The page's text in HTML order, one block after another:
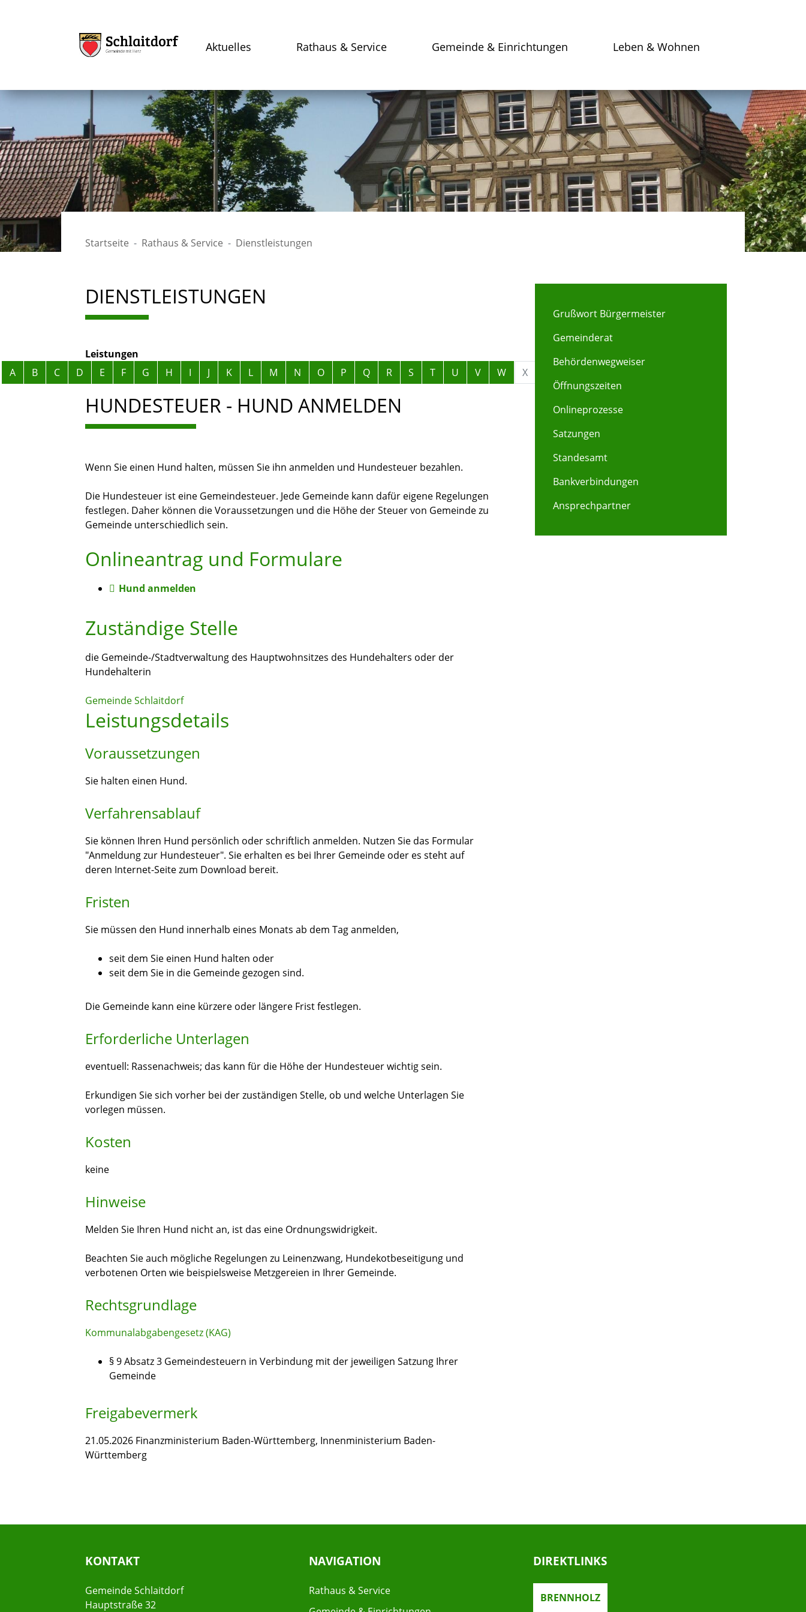
Aktuelles Rathaus & Service Gemeinde & Einrichtungen Leben & Wohnen
Startseite Rathaus & Service Dienstleistungen
DIENSTLEISTUNGEN
Leistungen
Alphabetisches Register überspringen
A B C D E F G H I J K L M N O P Q R S T U V W X
HUNDESTEUER - HUND ANMELDEN
Wenn Sie einen Hund halten, müssen Sie ihn anmelden und Hundesteuer bezahlen.
Die Hundesteuer ist eine Gemeindesteuer. Jede Gemeinde kann dafür eigene Regelungen
festlegen. Daher können die Voraussetzungen und die Höhe der Steuer von Gemeinde zu
Gemeinde unterschiedlich sein.
Onlineantrag und Formulare
Hund anmelden
Zuständige Stelle
die Gemeinde-/Stadtverwaltung des Hauptwohnsitzes des Hundehalters oder der
Hundehalterin
Gemeinde Schlaitdorf
Leistungsdetails
Voraussetzungen
Sie halten einen Hund.
Verfahrensablauf
Sie können Ihren Hund persönlich oder schriftlich anmelden. Nutzen Sie das Formular
"Anmeldung zur Hundesteuer". Sie erhalten es bei Ihrer Gemeinde oder es steht auf
deren Internet-Seite zum Download bereit.
Fristen
Sie müssen den Hund innerhalb eines Monats ab dem Tag anmelden,
seit dem Sie einen Hund halten oder
seit dem Sie in die Gemeinde gezogen sind.
Die Gemeinde kann eine kürzere oder längere Frist festlegen.
Erforderliche Unterlagen
eventuell: Rassenachweis; das kann für die Höhe der Hundesteuer wichtig sein.
Erkundigen Sie sich vorher bei der zuständigen Stelle, ob und welche Unterlagen Sie
vorlegen müssen.
Kosten
keine
Hinweise
Melden Sie Ihren Hund nicht an, ist das eine Ordnungswidrigkeit.
Beachten Sie auch mögliche Regelungen zu Leinenzwang, Hundekotbeseitigung und
verbotenen Orten wie beispielsweise Metzgereien in Ihrer Gemeinde.
Rechtsgrundlage
Kommunalabgabengesetz (KAG)
§ 9 Absatz 3 Gemeindesteuern in Verbindung mit der jeweiligen Satzung Ihrer
Gemeinde
Freigabevermerk
21.05.2026 Finanzministerium Baden-Württemberg, Innenministerium Baden-
Württemberg
Grußwort Bürgermeister
Gemeinderat
Behördenwegweiser
Öffnungszeiten
Onlineprozesse
Satzungen
Standesamt
Bankverbindungen
Ansprechpartner
KONTAKT
Gemeinde Schlaitdorf
Hauptstraße 32
NAVIGATION
Rathaus & Service
DIREKTLINKS
BRENNHOLZ